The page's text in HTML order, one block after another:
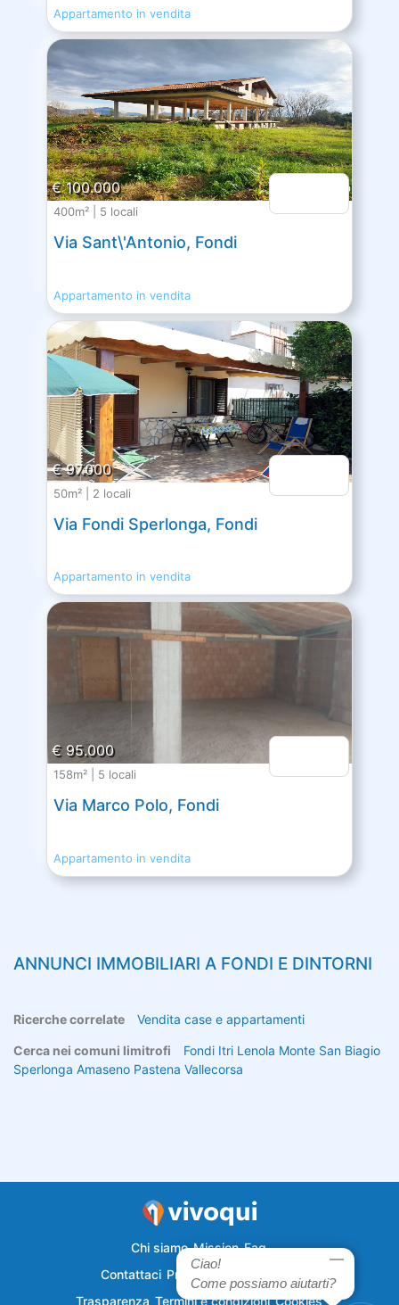
Appartamento in vendita
€ 100.000
400m² | 5 locali
Via Sant\'Antonio, Fondi
Appartamento in vendita
€ 97.000
50m² | 2 locali
Via Fondi Sperlonga, Fondi
Appartamento in vendita
€ 95.000
158m² | 5 locali
Via Marco Polo, Fondi
Appartamento in vendita
ANNUNCI IMMOBILIARI A FONDI E DINTORNI
Ricerche correlate Vendita case e appartamenti
Cerca nei comuni limitrofi Fondi Itri Lenola Monte San Biagio
Sperlonga Amaseno Pastena Vallecorsa
Chi siamo Mission Faq
Contattaci Privacy
Trasparenza Termini e condizioni Cookies
Ciao!
Come possiamo aiutarti?